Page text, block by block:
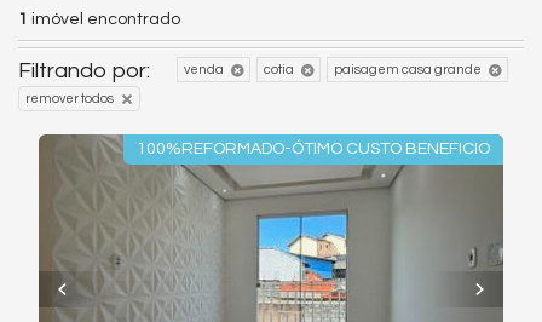
1 imóvel encontrado
Filtrando por: venda cotia paisagem casa grande
remover todos
100%REFORMADO-ÓTIMO CUSTO BENEFICIO